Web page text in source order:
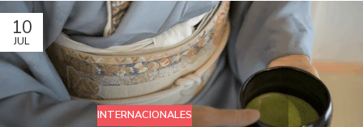
10
JUL
INTERNACIONALES